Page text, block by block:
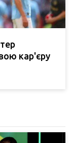
кар'єру